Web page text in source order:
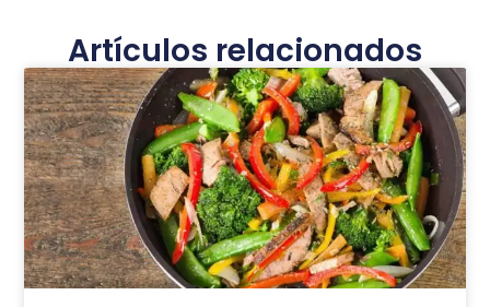
Artículos relacionados